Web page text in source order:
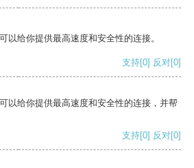
以给你提供最高速度和安全性的连接。
支持[0] 反对[0]
以给你提供最高速度和安全性的连接，并帮
支持[0] 反对[0]